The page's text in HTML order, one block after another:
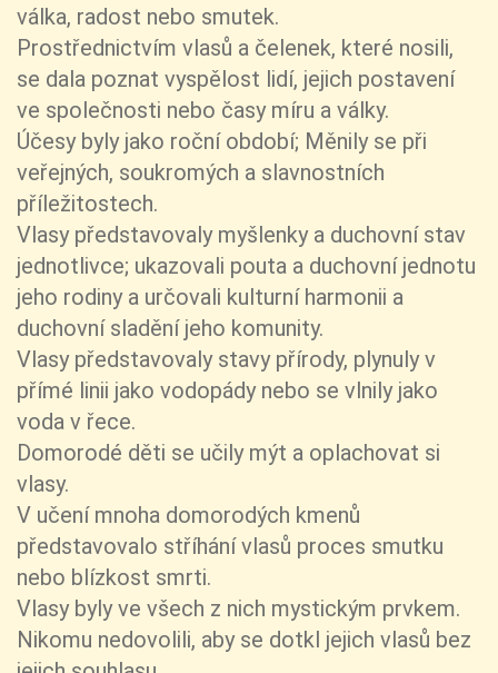
válka, radost nebo smutek.
Prostřednictvím vlasů a čelenek, které nosili,
se dala poznat vyspělost lidí, jejich postavení
ve společnosti nebo časy míru a války.
Účesy byly jako roční období; Měnily se při
veřejných, soukromých a slavnostních
příležitostech.
Vlasy představovaly myšlenky a duchovní stav
jednotlivce; ukazovali pouta a duchovní jednotu
jeho rodiny a určovali kulturní harmonii a
duchovní sladění jeho komunity.
Vlasy představovaly stavy přírody, plynuly v
přímé linii jako vodopády nebo se vlnily jako
voda v řece.
Domorodé děti se učily mýt a oplachovat si
vlasy.
V učení mnoha domorodých kmenů
představovalo stříhání vlasů proces smutku
nebo blízkost smrti.
Vlasy byly ve všech z nich mystickým prvkem.
Nikomu nedovolili, aby se dotkl jejich vlasů bez